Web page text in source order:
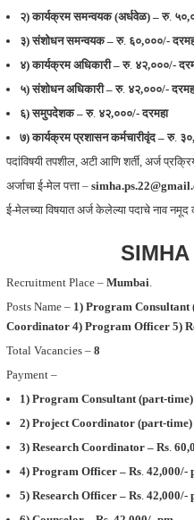
२) कार्यक्रम समन्वयक (अर्धवेळ) –रु.
३) संशोधन समन्वयक –रु.६०,०००/-
४) कार्यक्रम अधिकारी –रु.४२,०००/-
५) संशोधन अधिकारी –रु.४२,०००/-
६) समुपदेशक –रु.४२,०००/- दरमहा
७) कार्यक्रम प्रशासन कर्मचारीवृंद –रु.
पदांविषयी तपशील, अटी आणि शर्ती, अर्ज
अर्जाचा ई-मेल पत्ता –
ई-मेलच्या विषयात अर्ज केलेल्या पदाचे नाव नमूद
SIMHA
Recruitment Place –Mumbai.
Posts Name – 1) Program
Coordinator 4) Program Officer 5)
Total Vacancies –8
Payment –
1) Program Consultant (part-time)
2) Project Coordinator (part-time)
3) Research Coordinator – Rs.
4) Program Officer – Rs.42,000/-
5) Research Officer – Rs.42,000/-